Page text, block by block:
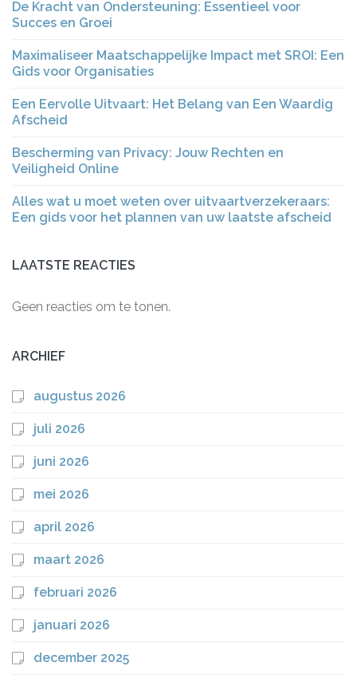
De Kracht van Ondersteuning: Essentieel voor
Succes en Groei
Maximaliseer Maatschappelijke Impact met SROI: Een
Gids voor Organisaties
Een Eervolle Uitvaart: Het Belang van Een Waardig
Afscheid
Bescherming van Privacy: Jouw Rechten en
Veiligheid Online
Alles wat u moet weten over uitvaartverzekeraars:
Een gids voor het plannen van uw laatste afscheid
LAATSTE REACTIES
Geen reacties om te tonen.
ARCHIEF
augustus 2026
juli 2026
juni 2026
mei 2026
april 2026
maart 2026
februari 2026
januari 2026
december 2025